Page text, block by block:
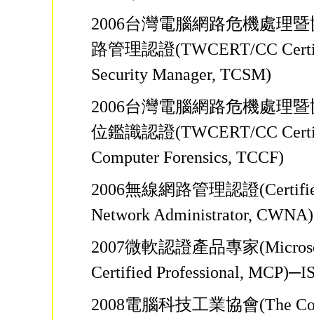
2006台灣電腦網路危機處理
路管理認證(TWCERT/CC
Security Manager, TCSM)
2006台灣電腦網路危機處理
位鑑識認證(TWCERT/CC
Computer Forensics, TCCF)
2006無線網路管理認證
Network Administrator, CWNA)
2007微軟認證產品專家
Certified Professional,
2008電腦科技工業協會(The